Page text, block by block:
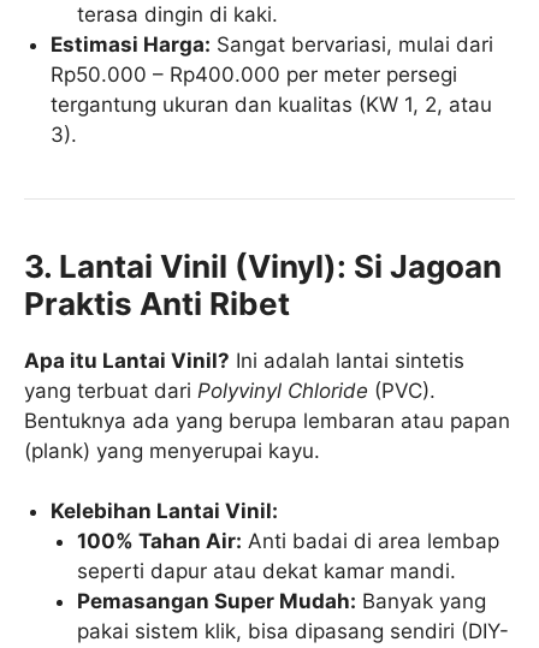
terasa dingin di kaki.
Estimasi Harga: Sangat bervariasi, mulai dari
Rp50.000 – Rp400.000 per meter persegi
tergantung ukuran dan kualitas (KW 1, 2, atau
3).
3. Lantai Vinil (Vinyl): Si Jagoan
Praktis Anti Ribet
Apa itu Lantai Vinil? Ini adalah lantai sintetis
yang terbuat dari Polyvinyl Chloride (PVC).
Bentuknya ada yang berupa lembaran atau papan
(plank) yang menyerupai kayu.
Kelebihan Lantai Vinil:
100% Tahan Air: Anti badai di area lembap
seperti dapur atau dekat kamar mandi.
Pemasangan Super Mudah: Banyak yang
pakai sistem klik, bisa dipasang sendiri (DIY-